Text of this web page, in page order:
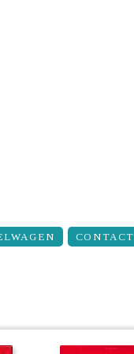
CONTACT